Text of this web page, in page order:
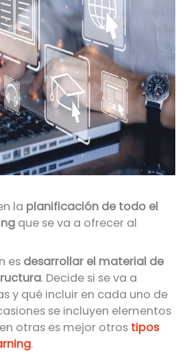
la planificación de todo el
que se va a ofrecer al
es desarrollar el material de
. Decide si se va a
y qué incluir en cada uno de
se incluyen elementos
otras es mejor otros tipos
.